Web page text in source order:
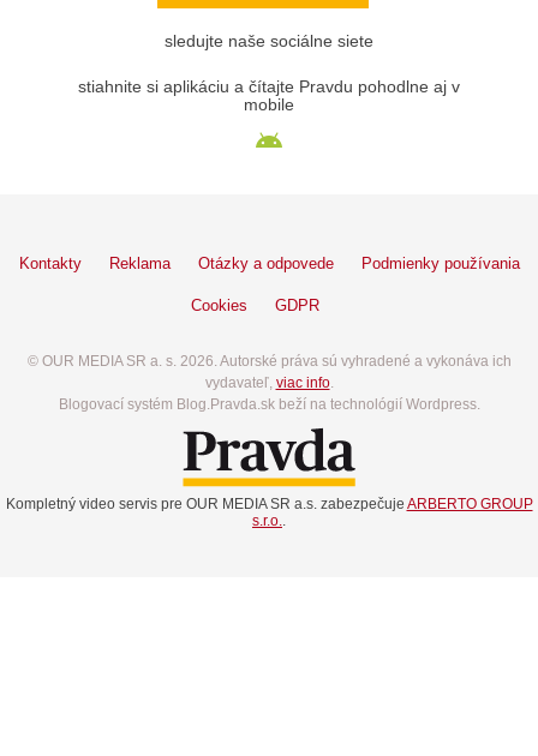
sledujte naše sociálne siete
stiahnite si aplikáciu a čítajte Pravdu pohodlne aj v
mobile
Kontakty Reklama Otázky a odpovede Podmienky používania
Cookies GDPR
© OUR MEDIA SR a. s. 2026. Autorské práva sú vyhradené a vykonáva ich
vydavateľ, viac info.
Blogovací systém Blog.Pravda.sk beží na technológií Wordpress.
Kompletný video servis pre OUR MEDIA SR a.s. zabezpečuje ARBERTO GROUP
s.r.o..